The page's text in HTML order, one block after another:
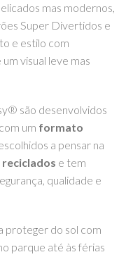
mas modernos,
Super Divertidos e
e estilo com
visual leve mas
são desenvolvidos
um formato
a pensar na
e tem
qualidade e
proteger do sol com
parque até às férias